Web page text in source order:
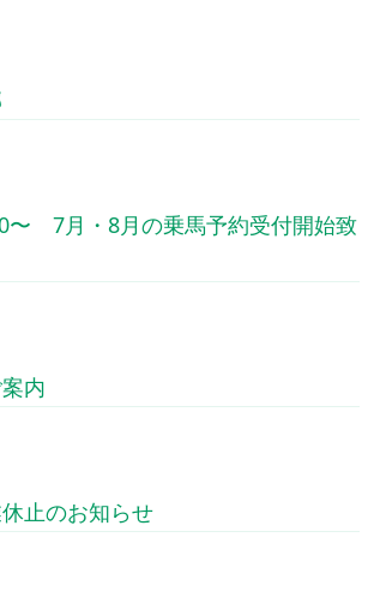
7月・8月の乗馬予約受付開始致
内
止のお知らせ